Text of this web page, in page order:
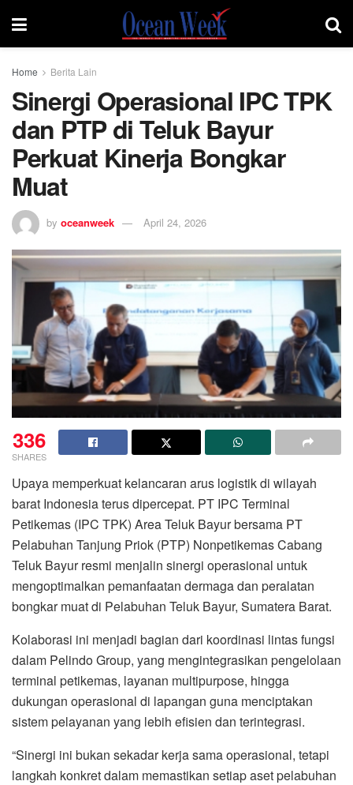
Home Berita Lain
Sinergi Operasional IPC TPK
dan PTP di Teluk Bayur
Perkuat Kinerja Bongkar
Muat
by oceanweek April 24, 2026
336
SHARES
Upaya memperkuat kelancaran arus logistik di wilayah
barat Indonesia terus dipercepat. PT IPC Terminal
Petikemas (IPC TPK) Area Teluk Bayur bersama PT
Pelabuhan Tanjung Priok (PTP) Nonpetikemas Cabang
Teluk Bayur resmi menjalin sinergi operasional untuk
mengoptimalkan pemanfaatan dermaga dan peralatan
bongkar muat di Pelabuhan Teluk Bayur, Sumatera Barat.
Kolaborasi ini menjadi bagian dari koordinasi lintas fungsi
dalam Pelindo Group, yang mengintegrasikan pengelolaan
terminal petikemas, layanan multipurpose, hingga
dukungan operasional di lapangan guna menciptakan
sistem pelayanan yang lebih efisien dan terintegrasi.
“Sinergi ini bukan sekadar kerja sama operasional, tetapi
langkah konkret dalam memastikan setiap aset pelabuhan